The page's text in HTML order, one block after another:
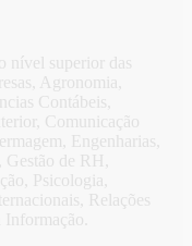
nível superior das
Agronomia,
Contábeis,
Comunicação
Engenharias,
de RH,
Psicologia,
Relações